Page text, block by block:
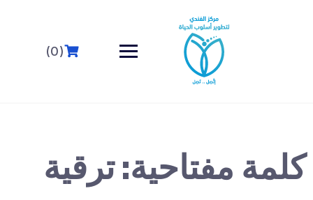
(0)
كلمة مفتاحية:ترقية